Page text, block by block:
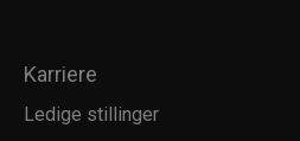
Karriere
Ledige stillinger